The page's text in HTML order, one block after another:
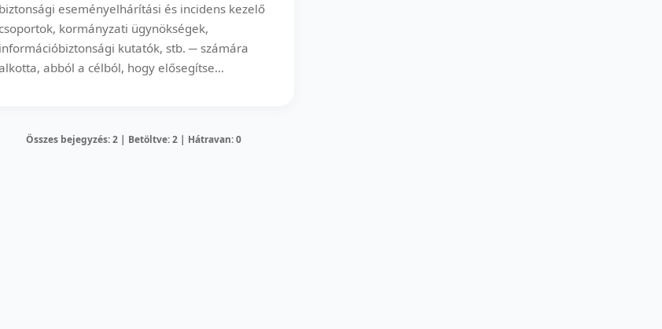
biztonsági eseményelhárítási és incidens kezelő
csoportok, kormányzati ügynökségek,
információbiztonsági kutatók, stb. ─ számára
abból a célból, hogy elősegítse...
Összes bejegyzés: 2 | Betöltve: 2 | Hátravan: 0